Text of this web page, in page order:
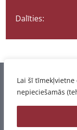
Lai šī
nepieciešamās
Dalīties:
Informācija
© 2026 - Pētījumu